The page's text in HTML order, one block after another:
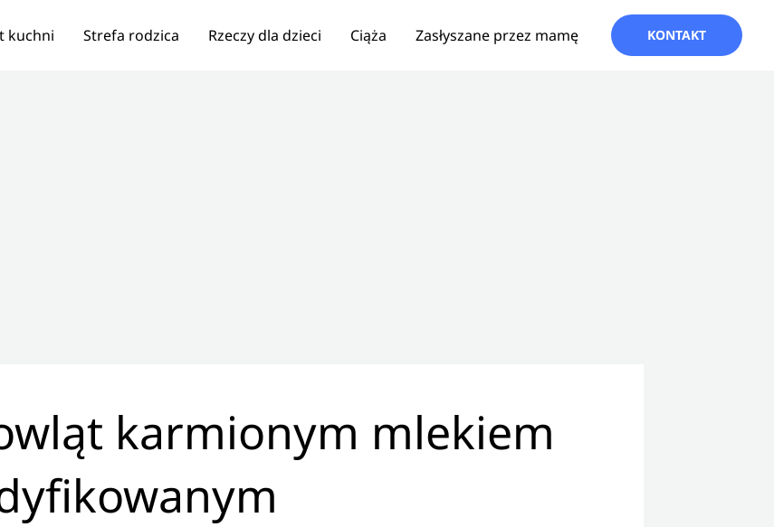
kuchni Strefa rodzica Rzeczy dla dzieci Ciąża Zasłyszane przez mamę KONTAKT
karmionym mlekiem